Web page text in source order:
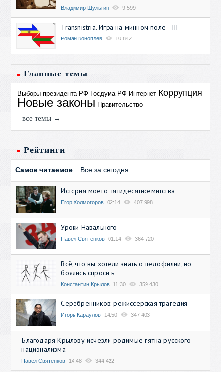
Владимир Шульгин 9 599
Transnistria. Игра на минном поле - III
Роман Коноплев 10 842
Главные темы
Выборы президента РФ Госдума РФ Интернет Коррупция
Новые законы Правительство
все темы →
Рейтинги
Самое читаемое Все за сегодня
История моего пятидесятисемитства
Егор Холмогоров 02:14 407 998
Уроки Навального
Павел Святенков 01:14 364 720
Всё, что вы хотели знать о педофилии, но
боялись спросить
Константин Крылов 11:30 359 430
Серебренников: режиссерская трагедия
Игорь Караулов 14:50 347 403
Благодаря Крылову исчезли родимые пятна русского
национализма
Павел Святенков 14:48 344 422